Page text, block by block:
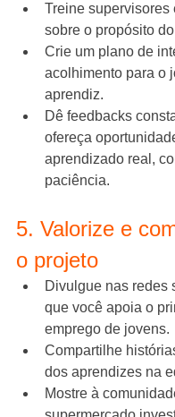
Treine supervisores
sobre o propósito
Crie um plano de
acolhimento para o
aprendiz.
Dê feedbacks
ofereça
aprendizado real,
paciência.
5. Valorize e
o projeto
Divulgue nas redes
que você apoia o
emprego de jovens.
Compartilhe
dos aprendizes na
Mostre à